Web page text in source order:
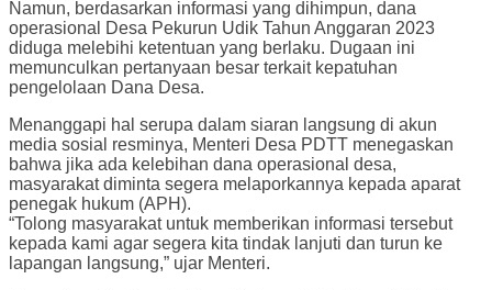
Namun, berdasarkan informasi yang dihimpun, dana
operasional Desa Pekurun Udik Tahun Anggaran 2023
diduga melebihi ketentuan yang berlaku. Dugaan ini
memunculkan pertanyaan besar terkait kepatuhan
pengelolaan Dana Desa.
Menanggapi hal serupa dalam siaran langsung di akun
media sosial resminya, Menteri Desa PDTT menegaskan
bahwa jika ada kelebihan dana operasional desa,
masyarakat diminta segera melaporkannya kepada aparat
penegak hukum (APH).
“Tolong masyarakat untuk memberikan informasi tersebut
kepada kami agar segera kita tindak lanjuti dan turun ke
lapangan langsung,” ujar Menteri.